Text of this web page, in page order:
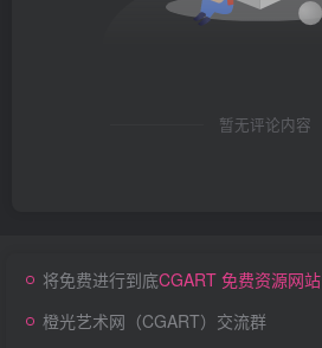
暂无评论内容
将免费进行到底CGART 免费资源网站
橙光艺术网（CGART）交流群